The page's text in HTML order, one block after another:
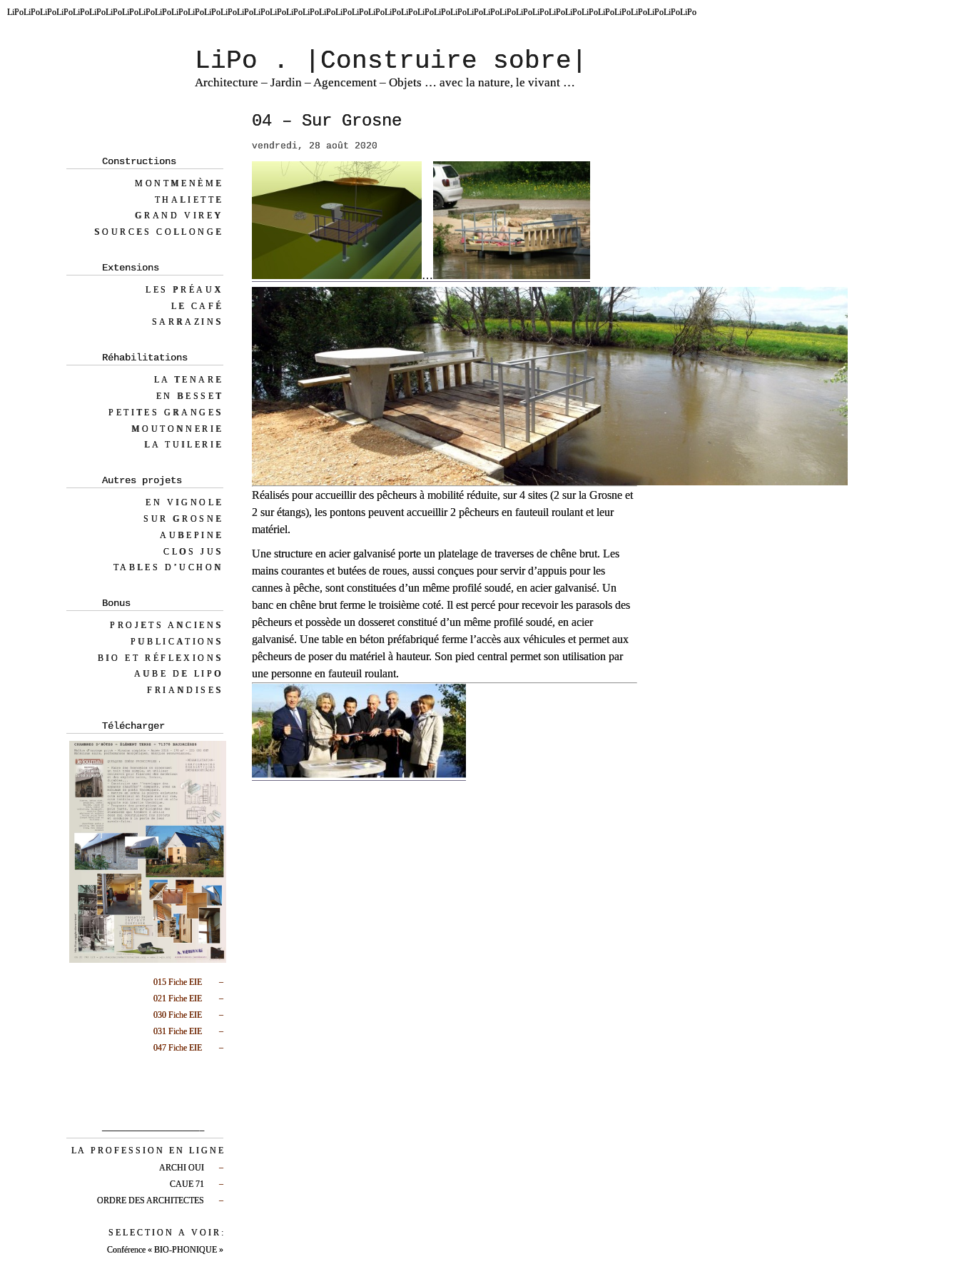
LiPoLiPoLiPoLiPoLiPoLiPoLiPoLiPoLiPoLiPoLiPoLiPoLiPoLiPoLiPoLiPoLiPoLiPoLiPoLiPoLiPoLiPoLiPoLiPoLiPoLiPoLiPoLiPoLiPoLiPoLiPoLiPoLiPoLiPoLiPoLiPoLiPoLiPoLiPoLiPoLiPoLiPo
LiPo . |Construire sobre|
Architecture – Jardin – Agencement – Objets … avec la nature, le vivant …
04 – Sur Grosne
vendredi, 28 août 2020
…
Réalisés pour accueillir des pêcheurs à mobilité réduite, sur 4 sites (2 sur la Grosne et
2 sur étangs), les pontons peuvent accueillir 2 pêcheurs en fauteuil roulant et leur
matériel.
Une structure en acier galvanisé porte un platelage de traverses de chêne brut. Les
mains courantes et butées de roues, aussi conçues pour servir d’appuis pour les
cannes à pêche, sont constituées d’un même profilé soudé, en acier galvanisé. Un
banc en chêne brut ferme le troisième coté. Il est percé pour recevoir les parasols des
pêcheurs et possède un dosseret constitué d’un même profilé soudé, en acier
galvanisé. Une table en béton préfabriqué ferme l’accès aux véhicules et permet aux
pêcheurs de poser du matériel à hauteur. Son pied central permet son utilisation par
une personne en fauteuil roulant.
Constructions
MONTMENÈME
THALIETTE
GRAND VIREY
SOURCES COLLONGE
Extensions
LES PRÉAUX
LE CAFÉ
SARRAZINS
Réhabilitations
LA TENARE
EN BESSET
PETITES GRANGES
MOUTONNERIE
LA TUILERIE
Autres projets
EN VIGNOLE
SUR GROSNE
AUBEPINE
CLOS JUS
TABLES D’UCHON
Bonus
PROJETS ANCIENS
PUBLICATIONS
BIO ET RÉFLEXIONS
AUBE DE LIPO
FRIANDISES
Télécharger
015 Fiche EIE –
021 Fiche EIE –
030 Fiche EIE –
031 Fiche EIE –
047 Fiche EIE –
—————————————————–
L A P R O F E S S I O N E N L I G N E
ARCHI OUI –
CAUE 71
–
ORDRE DES ARCHITECTES –
S E L E C T I O N A V O I R :
Conférence « BIO-PHONIQUE »